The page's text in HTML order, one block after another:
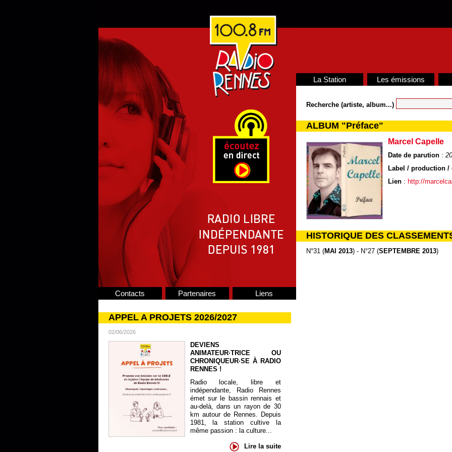
Contacts Partenaires Liens
APPEL A PROJETS 2026/2027
02/06/2026
DEVIENS
ANIMATEUR·TRICE OU
CHRONIQUEUR·SE À RADIO
RENNES !
Radio locale, libre et
indépendante, Radio Rennes
émet sur le bassin rennais et
au-delà, dans un rayon de 30
km autour de Rennes. Depuis
1981, la station cultive la
même passion : la culture...
Lire la suite
La Station Les émissions
Recherche (artiste, album...)
ALBUM "Préface"
Marcel Capelle
Date de parution:
Label / production
Lien: http://
HISTORIQUE DES
N°31 (MAI 2013) - N°27 (SEPTEMBRE 2013)